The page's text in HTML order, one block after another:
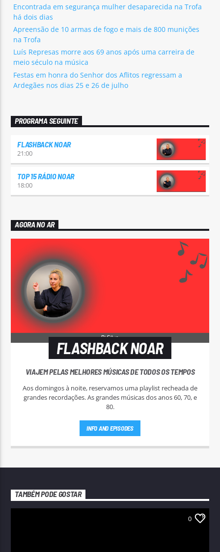
Encontrada em segurança mulher desaparecida na Trofa
há dois dias
Apreensão de 10 armas de fogo e mais de 800 munições
na Trofa
Luís Represas morre aos 69 anos após uma carreira de
meio século na música
Festas em honra do Senhor dos Aflitos regressam a
Ardegães nos dias 25 e 26 de julho
PROGRAMA SEGUINTE
FLASHBACK NOAR
21:00
TOP 15 RÁDIO NOAR
18:00
AGORA NO AR
FLASHBACK NOAR
VIAJEM PELAS MELHORES MÚSICAS DE TODOS OS TEMPOS
Aos domingos à noite, reservamos uma playlist recheada de
grandes recordações. As grandes músicas dos anos 60, 70, e
80.
INFO AND EPISODES
TAMBÉM PODE GOSTAR
0